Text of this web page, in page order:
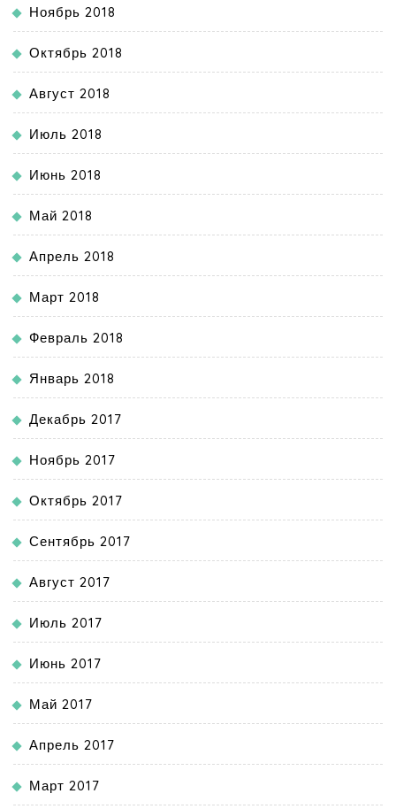
Ноябрь 2018
Октябрь 2018
Август 2018
Июль 2018
Июнь 2018
Май 2018
Апрель 2018
Март 2018
Февраль 2018
Январь 2018
Декабрь 2017
Ноябрь 2017
Октябрь 2017
Сентябрь 2017
Август 2017
Июль 2017
Июнь 2017
Май 2017
Апрель 2017
Март 2017